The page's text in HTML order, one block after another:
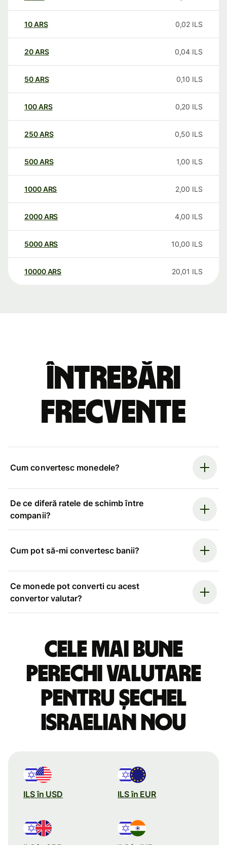
10ARS 0,02 ILS
20ARS 0,04 ILS
50ARS 0,10 ILS
100ARS 0,20 ILS
250ARS 0,50 ILS
500ARS 1,00 ILS
1000ARS 2,00 ILS
2000ARS 4,00 ILS
5000ARS 10,00 ILS
10000 ARS 20,01 ILS
Întrebări
frecvente
Cum convertesc monedele?
De ce diferă ratele de schimb între
companii?
Cum pot să-mi convertesc banii?
Ce monede pot converti cu acest
convertor valutar?
Cele mai bune
perechi valutare
pentru șechel
israelian nou
ILS în USD ILS în EUR